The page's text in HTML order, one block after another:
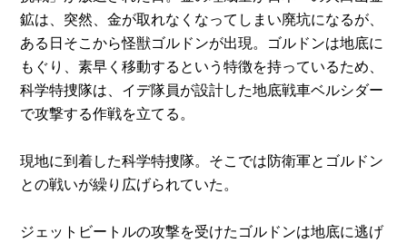
鉱は、突然、金が取れなくなってしまい廃坑になるが、
ある日そこから怪獣ゴルドンが出現。ゴルドンは地底に
もぐり、素早く移動するという特徴を持っているため、
科学特捜隊は、イデ隊員が設計した地底戦車ベルシダー
で攻撃する作戦を立てる。
現地に到着した科学特捜隊。そこでは防衛軍とゴルドン
との戦いが繰り広げられていた。
ジェットビートルの攻撃を受けたゴルドンは地底に逃げ